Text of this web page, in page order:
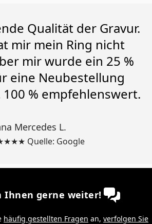
Qualität der Gravur.
mir mein Ring nicht
mir wurde ein 25 %
eine Neubestellung
% empfehlenswert.
Mercedes L.
Quelle: Google
Ihnen gerne weiter!
häufig gestellten Fragen an, verfolgen Sie